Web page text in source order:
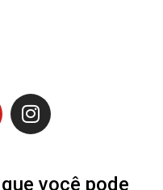
você pode